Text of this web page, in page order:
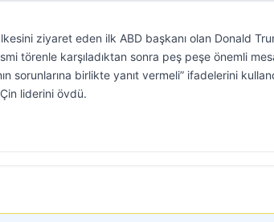
ziyaret eden ilk ABD başkanı olan Donald
törenle karşıladıktan sonra peş peşe önemli
sorunlarına birlikte yanıt vermeli” ifadelerini
liderini övdü.